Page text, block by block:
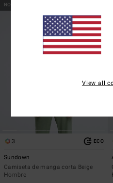
NOVEDAD
3 ECO
Sundown
Camiseta de manga corta Beige
Hombre
View all